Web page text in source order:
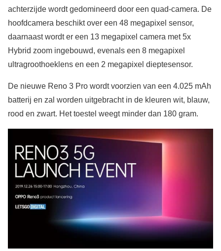
achterzijde wordt gedomineerd door een quad-camera. De
hoofdcamera beschikt over een 48 megapixel sensor,
daarnaast wordt er een 13 megapixel camera met 5x
Hybrid zoom ingebouwd, evenals een 8 megapixel
ultragroothoeklens en een 2 megapixel dieptesensor.
De nieuwe Reno 3 Pro wordt voorzien van een 4.025 mAh
batterij en zal worden uitgebracht in de kleuren wit, blauw,
rood en zwart. Het toestel weegt minder dan 180 gram.